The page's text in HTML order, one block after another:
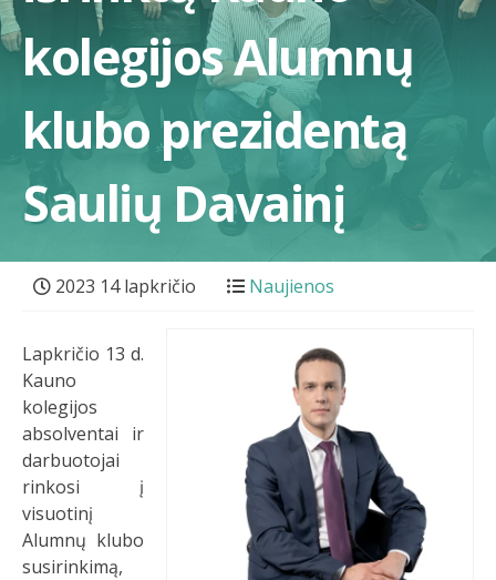
kolegijos Alumnų
klubo prezidentą
Saulių Davainį
2023 14 lapkričio Naujienos
Lapkričio 13 d.
Kauno
kolegijos
absolventai ir
darbuotojai
rinkosi į
visuotinį
Alumnų klubo
susirinkimą,